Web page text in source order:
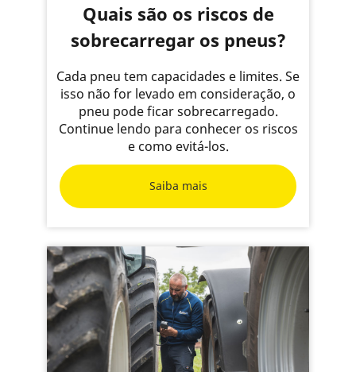
Quais são os riscos de
sobrecarregar os pneus?
Cada pneu tem capacidades e limites. Se
isso não for levado em consideração, o
pneu pode ficar sobrecarregado.
Continue lendo para conhecer os riscos
e como evitá-los.
Saiba mais